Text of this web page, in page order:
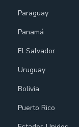
Paraguay
Panamá
El Salvador
Uruguay
Bolivia
Puerto Rico